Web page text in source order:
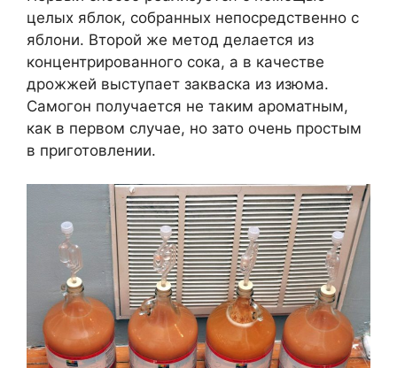
целых яблок, собранных непосредственно с
яблони. Второй же метод делается из
концентрированного сока, а в качестве
дрожжей выступает закваска из изюма.
Самогон получается не таким ароматным,
как в первом случае, но зато очень простым
в приготовлении.